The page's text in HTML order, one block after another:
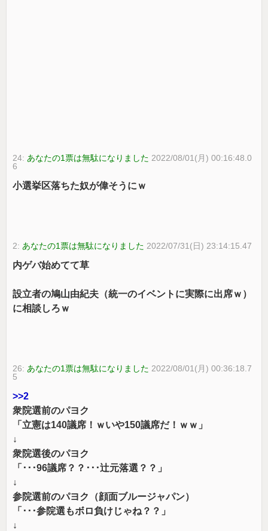
24: あなたの1票は無駄になりました 2022/08/01(月) 00:16:48.0
6
小選挙区落ちた奴が偉そうにｗ
2: あなたの1票は無駄になりました 2022/07/31(日) 23:14:15.47
内ゲバ始めてて草
設立者の鳩山由紀夫（統一のイベントに実際に出席ｗ）
に相談しろｗ
26: あなたの1票は無駄になりました 2022/08/01(月) 00:36:18.7
5
>>2
衆院選前のパヨク
「立憲は140議席！ｗいや150議席だ！ｗｗ」
↓
衆院選後のパヨク
「･･･96議席？？･･･辻元落選？？」
↓
参院選前のパヨク（顔面ブルージャパン）
「･･･参院選もボロ負けじゃね？？」
↓